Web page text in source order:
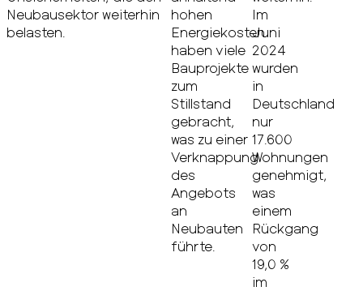
Neubausektor weiterhin
belasten.
hohen
Energiekosten
haben viele
Bauprojekte
zum
Stillstand
gebracht,
was zu einer
Verknappung
des
Angebots
an
Neubauten
führte.
Im
Juni
2024
wurden
in
Deutschland
nur
17.600
Wohnungen
genehmigt,
was
einem
Rückgang
von
19,0 %
im